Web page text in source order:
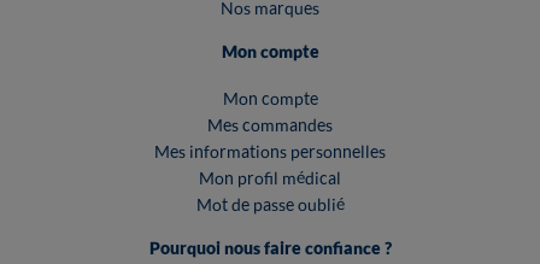
Nos marques
Mon compte
Mon compte
Mes commandes
Mes informations personnelles
Mon profil médical
Mot de passe oublié
Pourquoi nous faire confiance ?